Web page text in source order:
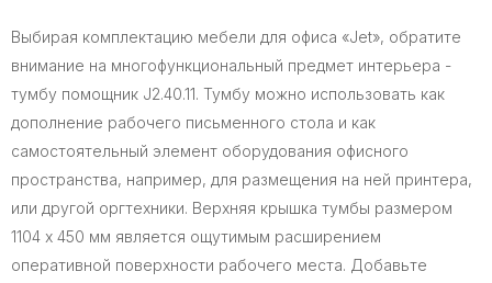
Выбирая комплектацию мебели для офиса «Jet», обратите
внимание на многофункциональный предмет интерьера -
тумбу помощник J2.40.11. Тумбу можно использовать как
дополнение рабочего письменного стола и как
самостоятельный элемент оборудования офисного
пространства, например, для размещения на ней принтера,
или другой оргтехники. Верхняя крышка тумбы размером
1104 х 450 мм является ощутимым расширением
оперативной поверхности рабочего места. Добавьте